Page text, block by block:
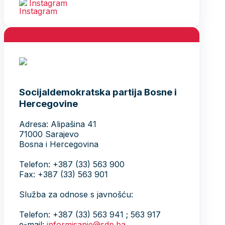
Instagram
Socijaldemokratska partija Bosne i
Hercegovine
Adresa: Alipašina 41
71000 Sarajevo
Bosna i Hercegovina
Telefon: +387 (33) 563 900
Fax: +387 (33) 563 901
Služba za odnose s javnošću:
Telefon: +387 (33) 563 941 ; 563 917